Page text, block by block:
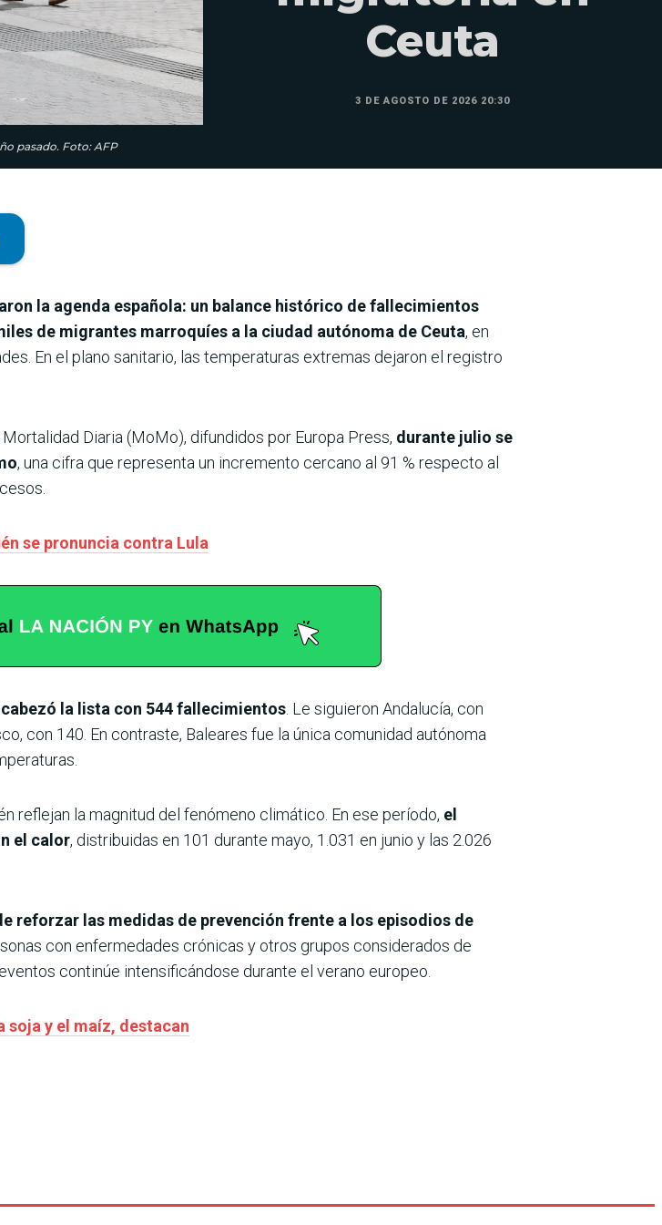
pasado. Foto: AFP
Ceuta
3 DE AGOSTO DE 2026 20:30
la agenda española: un balance histórico de fallecimientos
de migrantes marroquíes a la ciudad autónoma de Ceuta, en
En el plano sanitario, las temperaturas extremas dejaron el registro
Diaria (MoMo), difundidos por Europa Press, durante julio se
, una cifra que representa un incremento cercano al 91 % respecto al
se pronuncia contra Lula
la lista con 544 fallecimientos. Le siguieron Andalucía, con
con 140. En contraste, Baleares fue la única comunidad autónoma
reflejan la magnitud del fenómeno climático. En ese período, el
el calor, distribuidas en 101 durante mayo, 1.031 en junio y las 2.026
reforzar las medidas de prevención frente a los episodios de
con enfermedades crónicas y otros grupos considerados de
continúe intensificándose durante el verano europeo.
soja y el maíz, destacan